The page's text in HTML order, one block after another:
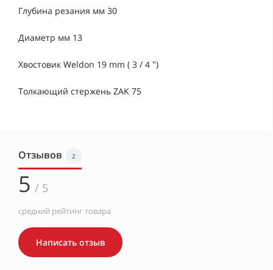
Глубина резания мм 30
Диаметр мм 13
Хвостовик Weldon 19 mm ( 3 / 4 ")
Толкающий стержень ZAK 75
Отзывов 2
5 / 5
средний рейтинг товара
Написать отзыв